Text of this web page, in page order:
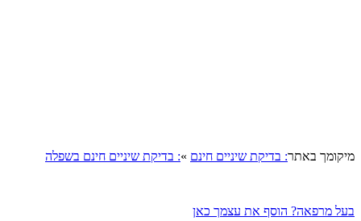
מיקומך באתר: בדיקת שיניים חינם »: בדיקת שיניים חינם בשפלה
בעל מרפאה? הוסף את עצמך כאן